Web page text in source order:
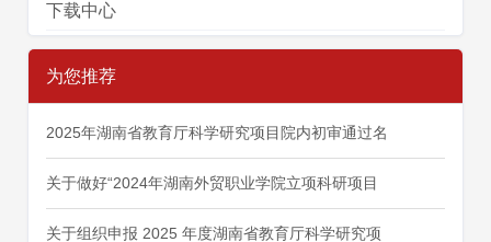
下载中心
为您推荐
2025年湖南省教育厅科学研究项目院内初审通过名
关于做好“2024年湖南外贸职业学院立项科研项目
关于组织申报 2025 年度湖南省教育厅科学研究项